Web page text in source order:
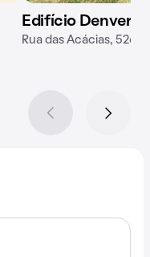
Edifício Denver
Rua das Acácias, 526